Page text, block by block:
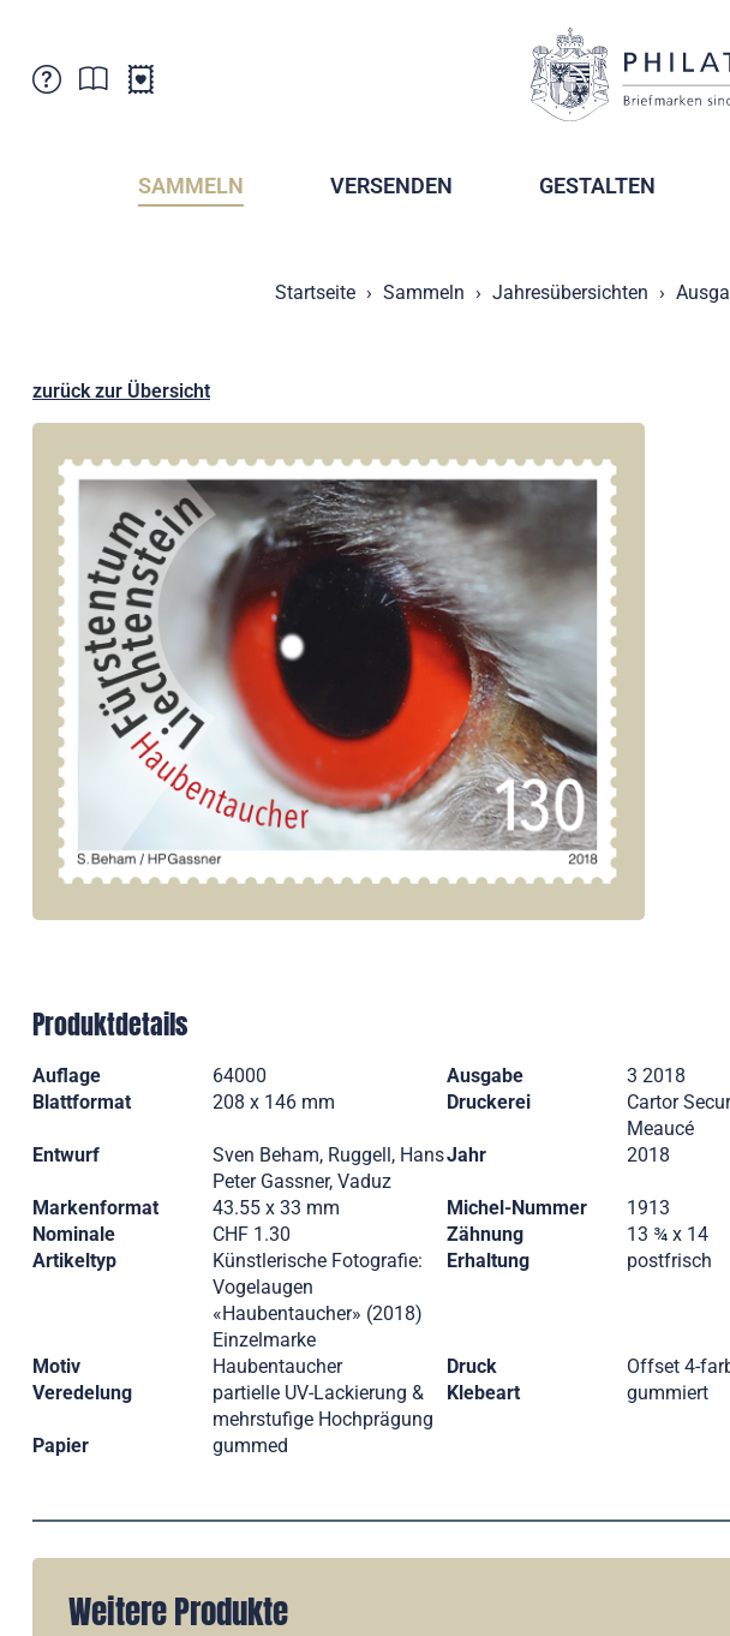
Verkaufsstellen
Postcrossing
Abonnemente
SAMMELN VERSENDEN GESTALTEN
Startseite Sammeln Jahresübersichten
zurück zur Übersicht
Produktdetails
Auflage 64000 Ausgabe
3 2018
Blattformat
208 x 146 mm Druckerei
Cartor
Meaucé
Entwurf
Sven Beham, Ruggell, Hans
Peter Gassner, Vaduz
Jahr 2018
Markenformat 43.55 x 33 mm Michel-Nummer
1913
Nominale
CHF 1.30 Zähnung
13 ¾ x 14
Artikeltyp
Künstlerische Fotografie:
Vogelaugen
«Haubentaucher» (2018)
Einzelmarke
Erhaltung postfrisch
Motiv Haubentaucher Druck
Offset 4-
Veredelung
partielle UV-Lackierung &
mehrstufige Hochprägung
Klebeart gummiert
Papier gummed
Weitere Produkte